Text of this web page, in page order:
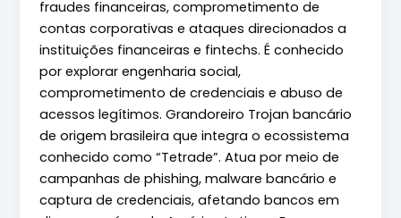
fraudes financeiras, comprometimento de
contas corporativas e ataques direcionados a
instituições financeiras e fintechs. É conhecido
por explorar engenharia social,
comprometimento de credenciais e abuso de
acessos legítimos. Grandoreiro Trojan bancário
de origem brasileira que integra o ecossistema
conhecido como “Tetrade”. Atua por meio de
campanhas de phishing, malware bancário e
captura de credenciais, afetando bancos em